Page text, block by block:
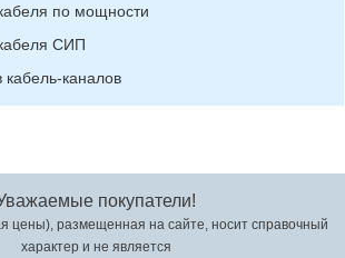
по мощности
СИП
каналов
покупатели!
цены), размещенная на сайте, носит справочный
характер и не является